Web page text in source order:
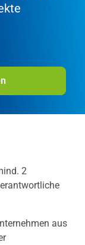
2
aus